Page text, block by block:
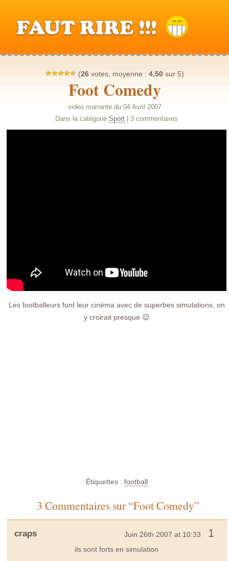
(26votes, moyenne : 4,50sur 5)
Foot Comedy
video marrante du 04 Avril 2007
Dans la catégorieSport | 3 commentaires
Les footballeurs font leur cinéma avec de superbes simulations, on
y croirait presque 😉
Étiquettes : football
3 Commentaires sur “Foot Comedy”
craps Juin 26th 2007 at 10:33 1
ils sont forts en simulation